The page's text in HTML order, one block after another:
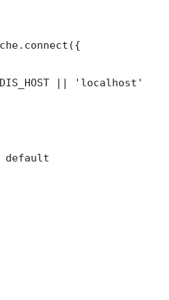
|| 'localhost'